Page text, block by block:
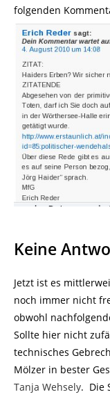
folgenden
Keine
Jetzt ist es
noch immer nicht
obwohl
Sollte hier nicht
technisches
Mölzer in bester
Tanja Wehsely. Die